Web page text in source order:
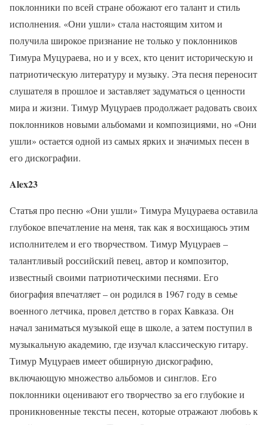
поклонники по всей стране обожают его талант и стиль
исполнения. «Они ушли» стала настоящим хитом и
получила широкое признание не только у поклонников
Тимура Муцураева, но и у всех, кто ценит историческую и
патриотическую литературу и музыку. Эта песня переносит
слушателя в прошлое и заставляет задуматься о ценности
мира и жизни. Тимур Муцураев продолжает радовать своих
поклонников новыми альбомами и композициями, но «Они
ушли» остается одной из самых ярких и значимых песен в
его дискографии.
Alex23
Статья про песню «Они ушли» Тимура Муцураева оставила
глубокое впечатление на меня, так как я восхищаюсь этим
исполнителем и его творчеством. Тимур Муцураев –
талантливый российский певец, автор и композитор,
известный своими патриотическими песнями. Его
биография впечатляет – он родился в 1967 году в семье
военного летчика, провел детство в горах Кавказа. Он
начал заниматься музыкой еще в школе, а затем поступил в
музыкальную академию, где изучал классическую гитару.
Тимур Муцураев имеет обширную дискографию,
включающую множество альбомов и синглов. Его
поклонники оценивают его творчество за его глубокие и
проникновенные тексты песен, которые отражают любовь к